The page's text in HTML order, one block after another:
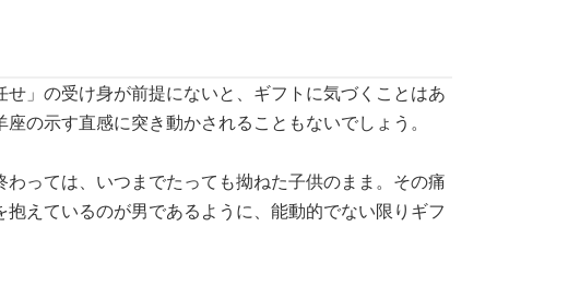
」の受け身が前提にないと、ギフトに気づくことはあ
の示す直感に突き動かされることもないでしょう。
っては、いつまでたっても拗ねた子供のまま。その痛
えているのが男であるように、能動的でない限りギフ